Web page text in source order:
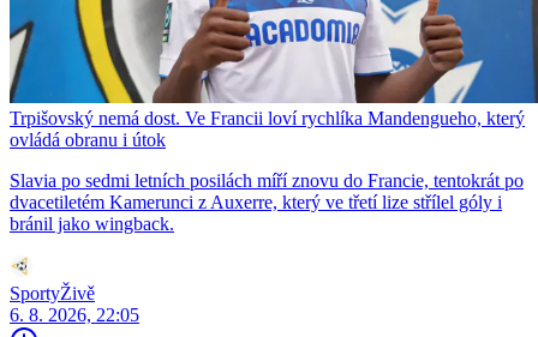
Trpišovský nemá dost. Ve Francii loví rychlíka Mandengueho, který
ovládá obranu i útok
Slavia po sedmi letních posilách míří znovu do Francie, tentokrát po
dvacetiletém Kamerunci z Auxerre, který ve třetí lize střílel góly i
bránil jako wingback.
SportyŽivě
6. 8. 2026, 22:05